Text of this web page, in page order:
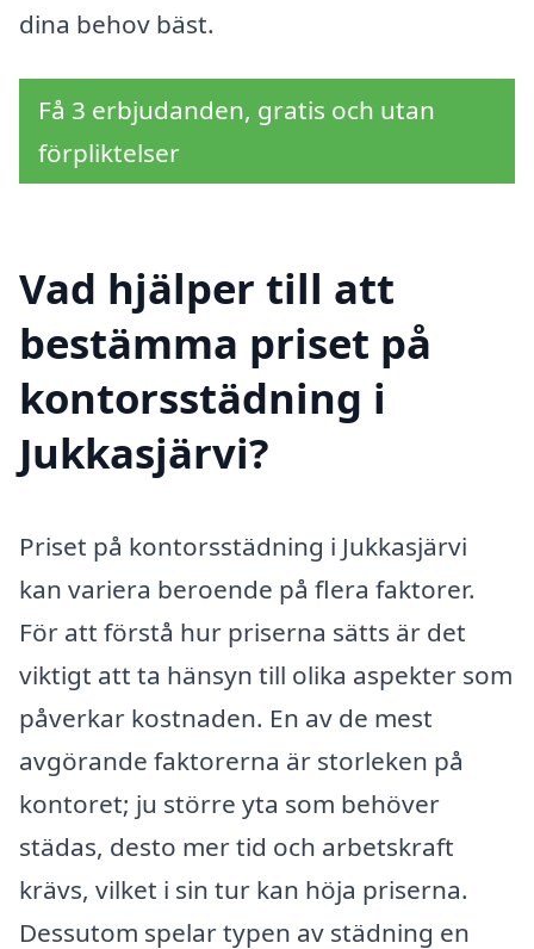
dina behov bäst.
Få 3 erbjudanden, gratis och utan
förpliktelser
Vad hjälper till att
bestämma priset på
kontorsstädning i
Jukkasjärvi?
Priset på kontorsstädning i Jukkasjärvi
kan variera beroende på flera faktorer.
För att förstå hur priserna sätts är det
viktigt att ta hänsyn till olika aspekter som
påverkar kostnaden. En av de mest
avgörande faktorerna är storleken på
kontoret; ju större yta som behöver
städas, desto mer tid och arbetskraft
krävs, vilket i sin tur kan höja priserna.
Dessutom spelar typen av städning en